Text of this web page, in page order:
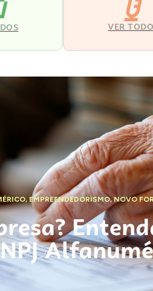
VER
, EMPREENDEDORISMO,NOVO